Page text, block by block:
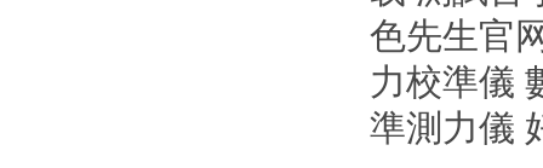
色先生官
力校準儀
準測力儀